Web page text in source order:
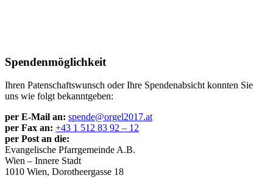
Spendenmöglichkeit
Ihren Patenschaftswunsch oder Ihre Spendenabsicht konnten Sie
uns wie folgt bekanntgeben:
per E-Mail an: spende@orgel2017.at
per Fax an: +43 1 512 83 92 – 12
per Post an die:
Evangelische Pfarrgemeinde A.B.
Wien – Innere Stadt
1010 Wien, Dorotheergasse 18